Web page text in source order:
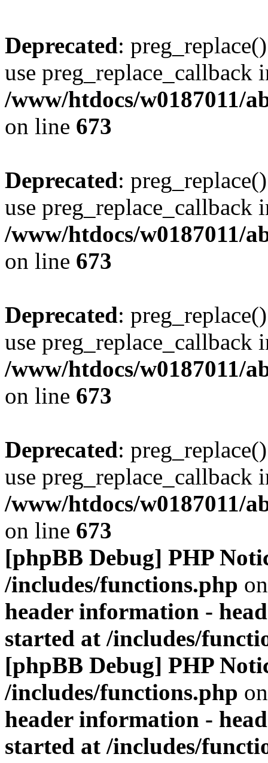
Deprecated:
use preg_replace_callback
/www/htdocs/w0187011/
on line 673
Deprecated:
use preg_replace_callback
/www/htdocs/w0187011/
on line 673
Deprecated:
use preg_replace_callback
/www/htdocs/w0187011/
on line 673
Deprecated:
use preg_replace_callback
/www/htdocs/w0187011/
on line 673
[phpBB Debug] PHP
/includes/functions.php
header information -
started at /includes/
[phpBB Debug] PHP
/includes/functions.php
header information -
started at /includes/